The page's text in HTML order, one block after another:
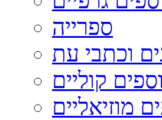
ספרייה
וכתבי עת
קוליים
מוזיאליים